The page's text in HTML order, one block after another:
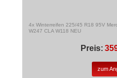
4x Winterreifen 225/45 R18 95V
W247 CLA W118 NEU
Preis:
zum